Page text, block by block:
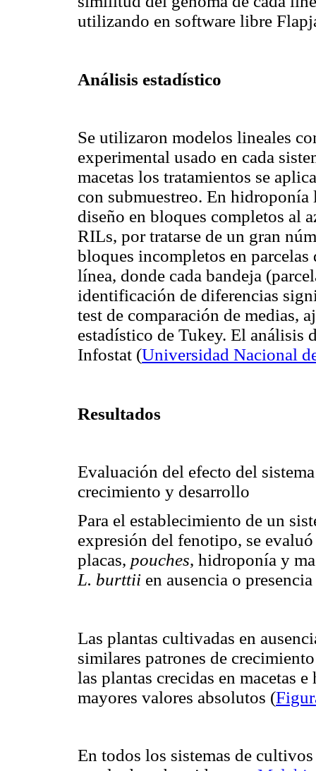
utilizando en software libre
Análisis estadístico
Se utilizaron modelos lineales
experimental usado en cada
macetas los tratamientos se
con submuestreo. En
diseño en bloques completos al
RILs, por tratarse de un gran
bloques incompletos en
línea, donde cada bandeja
identificación de diferencias
test de comparación de medias,
estadístico de Tukey. El análisis
Infostat (Universidad Nacional
Resultados
Evaluación del efecto del
crecimiento y desarrollo
Para el establecimiento de un
expresión del fenotipo, se
placas, pouches, hidroponía y
L. burttii en ausencia o
Las plantas cultivadas en
similares patrones de
las plantas crecidas en macetas
mayores valores absolutos (
En todos los sistemas de